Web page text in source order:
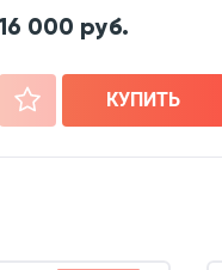
16 000 руб.
+ КУПИТЬ